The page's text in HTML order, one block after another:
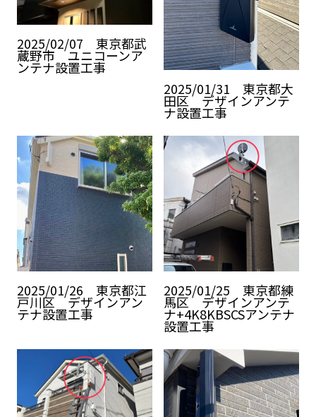
2025/02/07 東京都武
蔵野市 ユニコーンア
ンテナ設置工事
2025/01/31 東京都大
田区 デザインアンテ
ナ設置工事
2025/01/26 東京都江
戸川区 デザインアン
テナ設置工事
2025/01/25 東京都練
馬区 デザインアンテ
ナ+4K8KBSCSアンテナ
設置工事